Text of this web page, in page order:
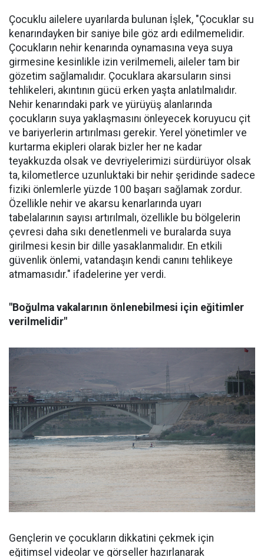
Çocuklu ailelere uyarılarda bulunan İşlek, "Çocuklar su
kenarındayken bir saniye bile göz ardı edilmemelidir.
Çocukların nehir kenarında oynamasına veya suya
girmesine kesinlikle izin verilmemeli, aileler tam bir
gözetim sağlamalıdır. Çocuklara akarsuların sinsi
tehlikeleri, akıntının gücü erken yaşta anlatılmalıdır.
Nehir kenarındaki park ve yürüyüş alanlarında
çocukların suya yaklaşmasını önleyecek koruyucu çit
ve bariyerlerin artırılması gerekir. Yerel yönetimler ve
kurtarma ekipleri olarak bizler her ne kadar
teyakkuzda olsak ve devriyelerimizi sürdürüyor olsak
ta, kilometlerce uzunluktaki bir nehir şeridinde sadece
fiziki önlemlerle yüzde 100 başarı sağlamak zordur.
Özellikle nehir ve akarsu kenarlarında uyarı
tabelalarının sayısı artırılmalı, özellikle bu bölgelerin
çevresi daha sıkı denetlenmeli ve buralarda suya
girilmesi kesin bir dille yasaklanmalıdır. En etkili
güvenlik önlemi, vatandaşın kendi canını tehlikeye
atmamasıdır." ifadelerine yer verdi.
"Boğulma vakalarının önlenebilmesi için eğitimler
verilmelidir"
Gençlerin ve çocukların dikkatini çekmek için
eğitimsel videolar ve görseller hazırlanarak